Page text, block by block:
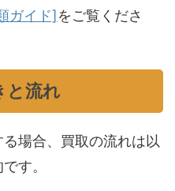
ガイド] をご覧くださ
と流れ
場合、買取の流れは以
す。